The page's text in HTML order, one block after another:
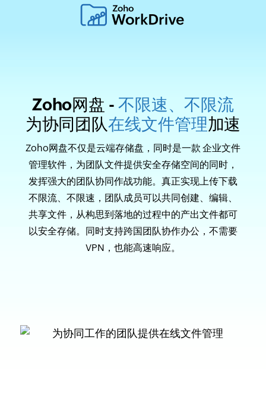
Zoho网盘 - 不限速、不限流
为协同团队在线文件管理加速
Zoho网盘不仅是云端存储盘，同时是一款 企业文件
管理软件，为团队文件提供安全存储空间的同时，
发挥强大的团队协同作战功能。真正实现上传下载
不限流、不限速，团队成员可以共同创建、编辑、
共享文件，从构思到落地的过程中的产出文件都可
以安全存储。同时支持跨国团队协作办公，不需要
VPN，也能高速响应。